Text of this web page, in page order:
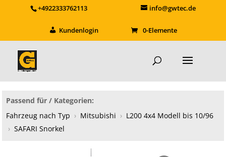
+4922333762113 info@gwtec.de
Kundenlogin 0-Elemente
Passend für / Kategorien:
Fahrzeug nach Typ › Mitsubishi › L200 4x4 Modell bis 10/96
› SAFARI Snorkel